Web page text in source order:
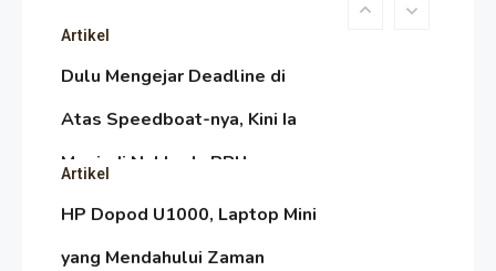
Paser Melawan Arus Zaman
Popular
Artikel
Dulu Mengejar Deadline di
Atas Speedboat-nya, Kini Ia
Menjadi Nakhoda PPU
Artikel
HP Dopod U1000, Laptop Mini
yang Mendahului Zaman